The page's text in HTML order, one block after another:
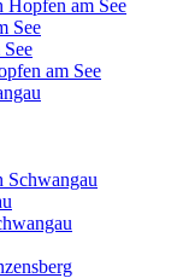
Hopfen am See
See
am See
Schwangau